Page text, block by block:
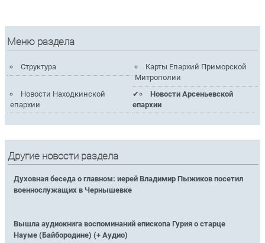
Меню раздела
Структура
Карты Епархий Приморской
Митрополии
Новости Находкинской
епархии
Новости Арсеньевской
епархии
Другие новости раздела
Духовная беседа о главном: иерей Владимир Пыжиков посетил
военнослужащих в Чернышевке
Вышла аудиокнига воспоминаний епископа Гурия о старце
Науме (Байбородине) (+ Аудио)